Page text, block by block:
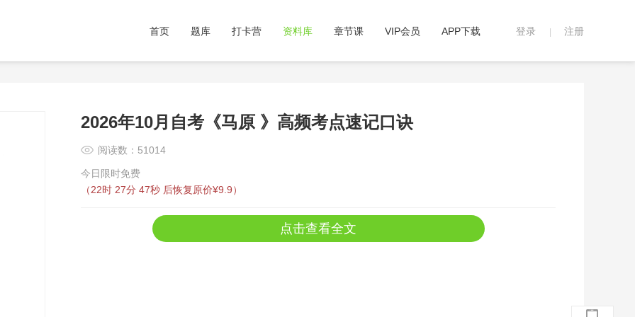
登录 注册
首页 题库 打卡营 资料库 章节课 VIP会员 APP下载
2026年10月自考《马原 》高频考点速记口诀
阅读数：51014
今日限时免费
（22时 27分 46秒 后恢复原价¥9.9）
点击查看全文